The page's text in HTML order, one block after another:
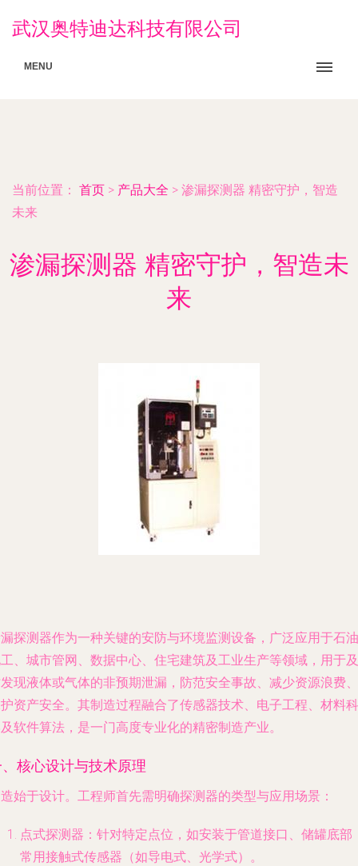
武汉奥特迪达科技有限公司
MENU
当前位置： 首页 > 产品大全 > 渗漏探测器 精密守护，智造
未来
渗漏探测器 精密守护，智造未
来
探测器作为一种关键的安防与环境监测设备，广泛应用于石油
、城市管网、数据中心、住宅建筑及工业生产等领域，用于及
现液体或气体的非预期泄漏，防范安全事故、减少资源浪费、
资产安全。其制造过程融合了传感器技术、电子工程、材料科
软件算法，是一门高度专业化的精密制造产业。
核心设计与技术原理
始于设计。工程师首先需明确探测器的类型与应用场景：
点式探测器 ：针对特定点位，如安装于管道接口、储罐底部
常用接触式传感器（如导电式、光学式）。